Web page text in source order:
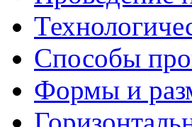
Способы
Формы и